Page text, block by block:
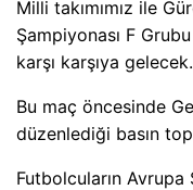
Milli takımımız ile
Şampiyonası F
karşı karşıya gelecek.
Bu maç öncesinde
düzenlediği basın
Futbolcuların Avrupa